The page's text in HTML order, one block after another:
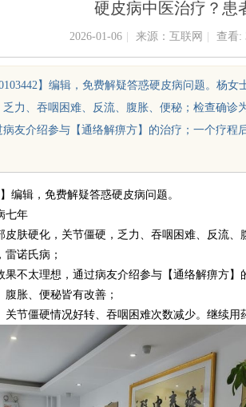
硬皮病中医治疗？患
2026-01-06 来源：互联网 查看:
】编辑，免费解疑答惑硬皮病问题。杨
力、吞咽困难、反流、腹胀、便秘；检查确
友介绍参与【通络解痹方】的治疗；一个疗程
编辑，免费解疑答惑硬皮病问题。
七年
肤硬化，关节僵硬，乏力、吞咽困难、反流、
诺氏病；
不太理想，通过病友介绍参与【通络解痹方】
胀、便秘皆有改善；
节僵硬情况好转、吞咽困难次数减少。继续用